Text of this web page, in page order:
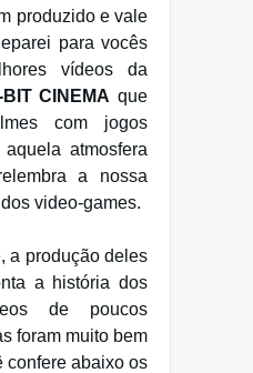
produzido e vale
para vocês
vídeos da
BIT CINEMA que
com jogos
atmosfera
a nossa
video-games.
a produção deles
a história dos
de poucos
foram muito bem
confere abaixo os